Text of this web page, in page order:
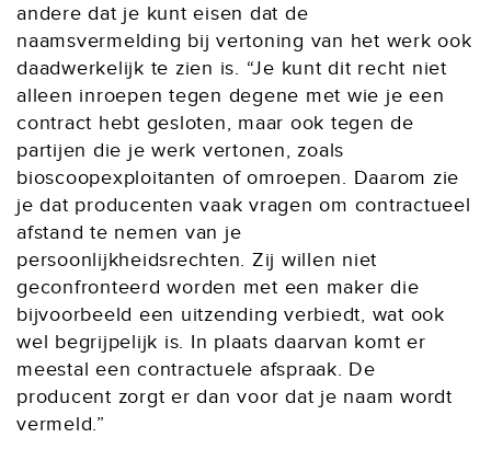
andere dat je kunt eisen dat de
naamsvermelding bij vertoning van het werk ook
daadwerkelijk te zien is. “Je kunt dit recht niet
alleen inroepen tegen degene met wie je een
contract hebt gesloten, maar ook tegen de
partijen die je werk vertonen, zoals
bioscoopexploitanten of omroepen. Daarom zie
je dat producenten vaak vragen om contractueel
afstand te nemen van je
persoonlijkheidsrechten. Zij willen niet
geconfronteerd worden met een maker die
bijvoorbeeld een uitzending verbiedt, wat ook
wel begrijpelijk is. In plaats daarvan komt er
meestal een contractuele afspraak. De
producent zorgt er dan voor dat je naam wordt
vermeld.”